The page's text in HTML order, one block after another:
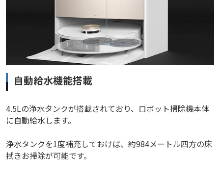
自動給水機能搭載
4.5Lの浄水タンクが搭載されており、ロボット掃除機本体
に自動給水します。
浄水タンクを1度補充しておけば、約984メートル四方の床
拭きお掃除が可能です。